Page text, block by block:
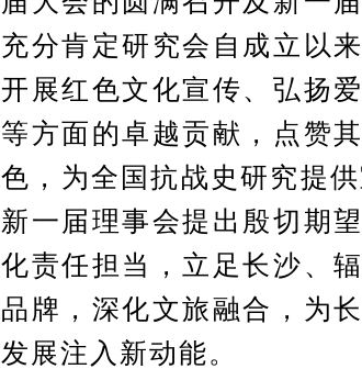
充分肯定研究会自成立以
开展红色文化宣传、弘扬
等方面的卓越贡献，点赞
色，为全国抗战史研究提
新一届理事会提出殷切期
化责任担当，立足长沙、
品牌，深化文旅融合，为
发展注入新动能。